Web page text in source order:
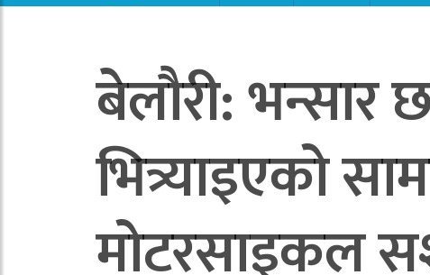
बेलौरी:
भित्र्याइएको
मोटरसाइकल